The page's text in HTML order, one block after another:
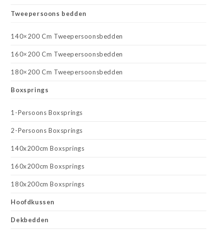
Tweepersoons bedden
140×200 Cm Tweepersoonsbedden
160×200 Cm Tweepersoonsbedden
180×200 Cm Tweepersoonsbedden
Boxsprings
1-Persoons Boxsprings
2-Persoons Boxsprings
140x200cm Boxsprings
160x200cm Boxsprings
180x200cm Boxsprings
Hoofdkussen
Dekbedden